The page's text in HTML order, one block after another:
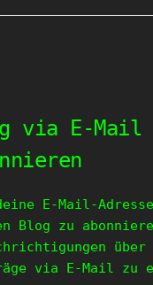
via E-Mail
E-Mail-
Blog zu
über
via E-Mail zu